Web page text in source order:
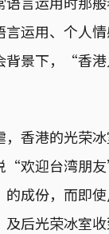
运用、个人情
背景下，“
香港的光荣
“欢迎台湾朋
成份，而即
后光荣冰室